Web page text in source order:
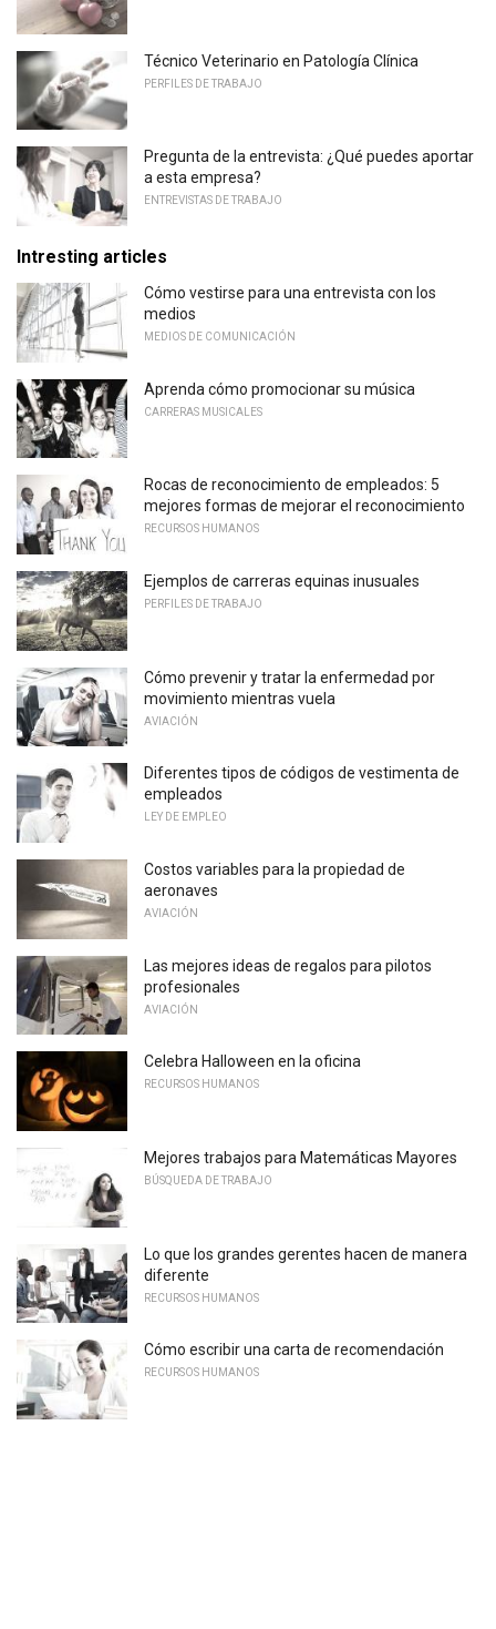
Técnico Veterinario en Patología Clínica
PERFILES DE TRABAJO
Pregunta de la entrevista: ¿Qué puedes aportar
a esta empresa?
ENTREVISTAS DE TRABAJO
Intresting articles
Cómo vestirse para una entrevista con los
medios
MEDIOS DE COMUNICACIÓN
Aprenda cómo promocionar su música
CARRERAS MUSICALES
Rocas de reconocimiento de empleados: 5
mejores formas de mejorar el reconocimiento
RECURSOS HUMANOS
Ejemplos de carreras equinas inusuales
PERFILES DE TRABAJO
Cómo prevenir y tratar la enfermedad por
movimiento mientras vuela
AVIACIÓN
Diferentes tipos de códigos de vestimenta de
empleados
LEY DE EMPLEO
Costos variables para la propiedad de
aeronaves
AVIACIÓN
Las mejores ideas de regalos para pilotos
profesionales
AVIACIÓN
Celebra Halloween en la oficina
RECURSOS HUMANOS
Mejores trabajos para Matemáticas Mayores
BÚSQUEDA DE TRABAJO
Lo que los grandes gerentes hacen de manera
diferente
RECURSOS HUMANOS
Cómo escribir una carta de recomendación
RECURSOS HUMANOS